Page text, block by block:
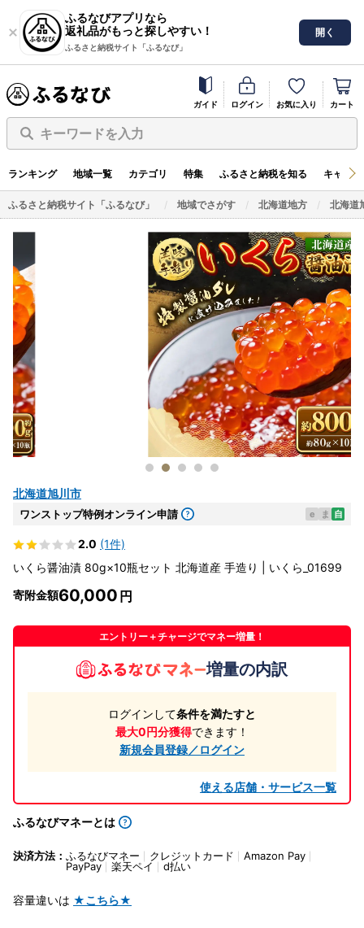
ふるなびアプリなら
返礼品がもっと探しやすい！
ふるさと納税サイト「ふるなび」
開く
ガイド ログイン お気に入り カート
キーワードを入力
ランキング 地域一覧 カテゴリ 特集 ふるさと納税を知る キャン
ふるさと納税サイト「ふるなび」 地域でさがす 北海道地方 北海道
北海道旭川市
ワンストップ特例オンライン申請 e ま 自
2.0 (1件)
いくら醤油漬 80g×10瓶セット 北海道産 手造り | いくら_01699
寄附金額60,000
エントリー＋チャージでマネー増量！
増量の内訳
ログインして条件を満たすと
最大0円分獲得できます！
新規会員登録／ログイン
使える店舗・サービス一覧
ふるなびマネーとは
決済方法： ふるなびマネー クレジットカード
Amazon Pay
PayPay
楽天ペイ d払い
容量違いは ★こちら★